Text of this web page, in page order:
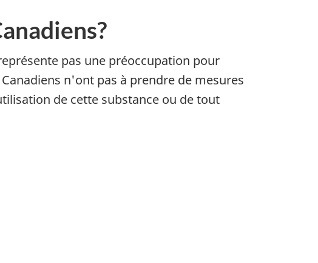
pas une préoccupation pour
n'ont pas à prendre de mesures
de cette substance ou de tout